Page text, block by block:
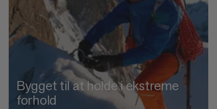
Bygget til at holde i ekstreme
forhold